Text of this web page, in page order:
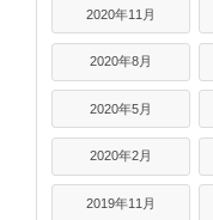
2020年11月
2020年8月
2020年5月
2020年2月
2019年11月